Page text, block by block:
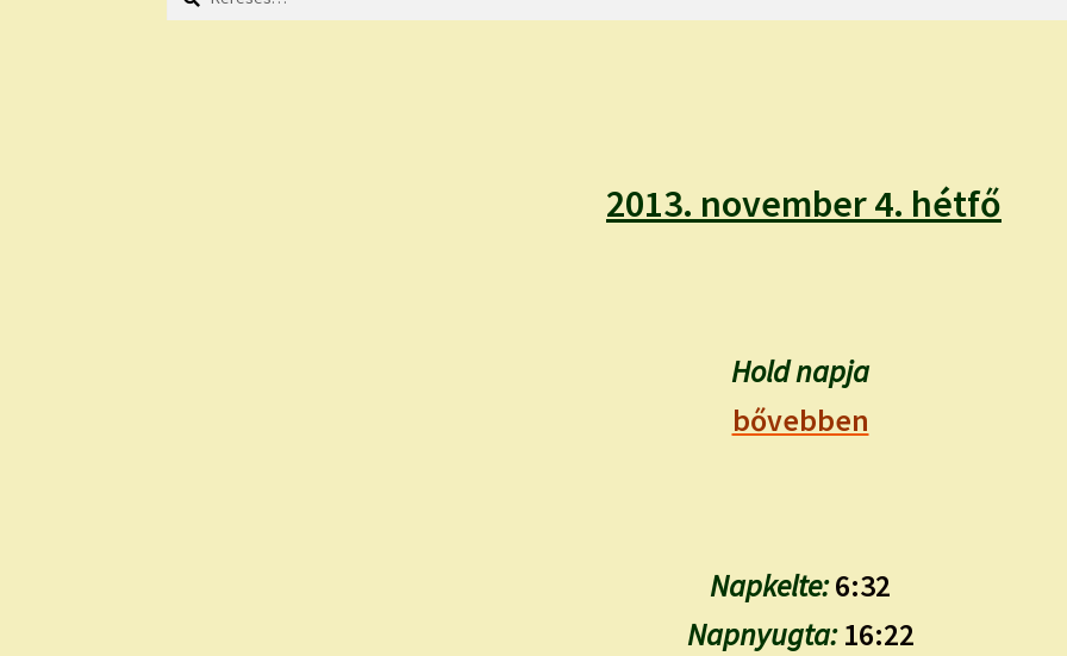
2013. november 4. hétfő
Hold napja
bővebben
Napkelte:6:32
Napnyugta:16:22